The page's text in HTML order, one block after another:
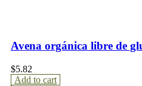
Avena orgánica libre de
$5.82
Add to cart